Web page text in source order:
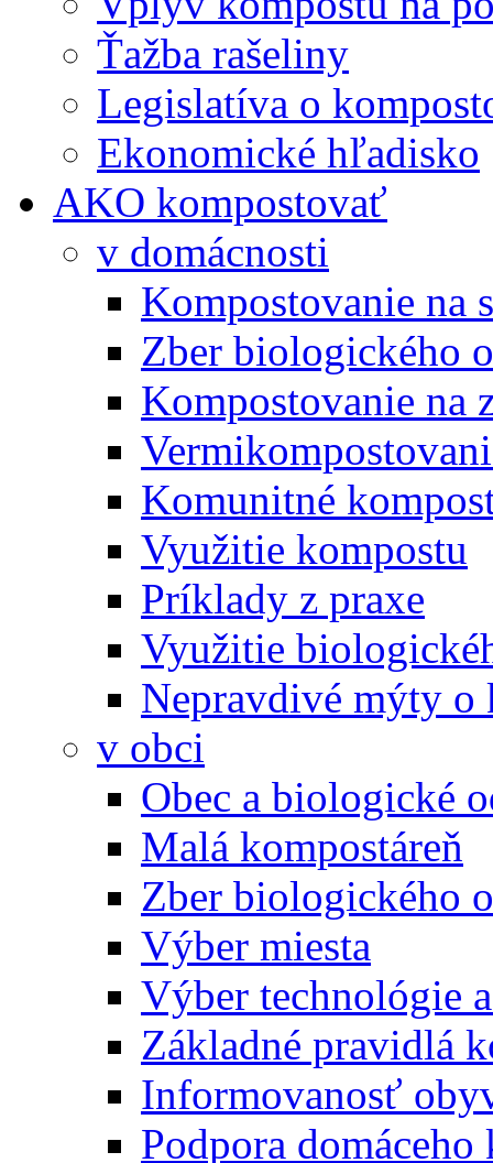
Ťažba rašeliny
Legislatíva o
Ekonomické hľadisko
AKO kompostovať
v domácnosti
Kompostovanie na
Zber biologického
Kompostovanie na
Komunitné
Využitie kompostu
Príklady z praxe
Využitie
Nepravdivé mýty o
v obci
Obec a biologické
Malá kompostáreň
Zber biologického
Výber miesta
Výber technológie
Základné pravidlá
Informovanosť
Podpora